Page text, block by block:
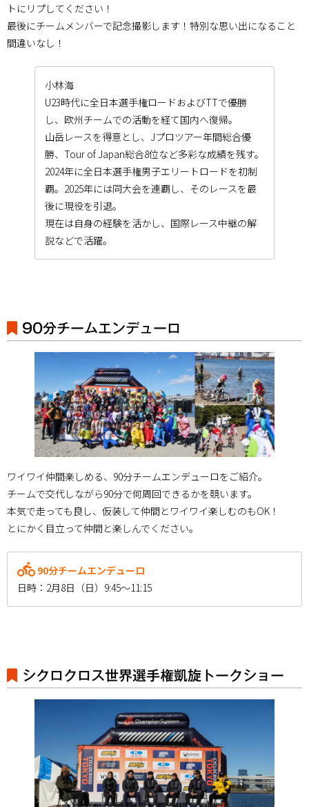
トにリプしてください！
最後にチームメンバーで記念撮影します！特別な思い出になること
間違いなし！
小林海
U23時代に全日本選手権ロードおよびTTで優勝
し、欧州チームでの活動を経て国内へ復帰。
山岳レースを得意とし、Jプロツアー年間総合優
勝、Tour of Japan総合8位など多彩な成績を残す。
2024年に全日本選手権男子エリートロードを初制
覇。2025年には同大会を連覇し、そのレースを最
後に現役を引退。
現在は自身の経験を活かし、国際レース中継の解
説などで活躍。
90分チームエンデューロ
ワイワイ仲間楽しめる、90分チームエンデューロをご紹介。
チームで交代しながら90分で何周回できるかを競います。
本気で走っても良し、仮装して仲間とワイワイ楽しむのもOK！
とにかく目立って仲間と楽しんでください。
90分チームエンデューロ
日時：2月8日（日）9:45～11:15
シクロクロス世界選手権凱旋トークショー